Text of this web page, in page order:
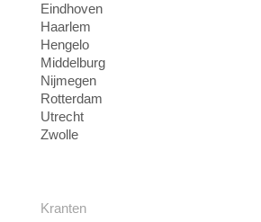
Eindhoven
Haarlem
Hengelo
Middelburg
Nijmegen
Rotterdam
Utrecht
Zwolle
Kranten